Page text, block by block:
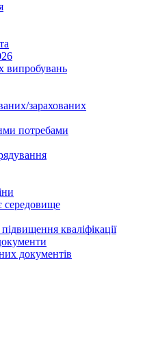
випробувань
зарахованих
потребами
середовище
кваліфікації
документів